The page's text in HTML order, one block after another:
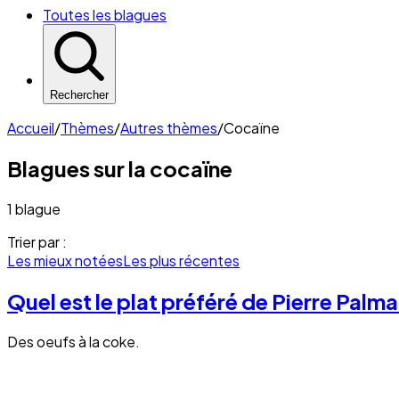
Toutes les blagues
Rechercher
Accueil/Thèmes/Autres thèmes/Cocaïne
Blagues sur la cocaïne
1 blague
Trier par :
Les mieux notéesLes plus récentes
Quel est le plat préféré de Pierre
Des oeufs à la coke.